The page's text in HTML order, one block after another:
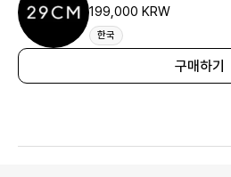
199,000 KRW
한국
구매하기